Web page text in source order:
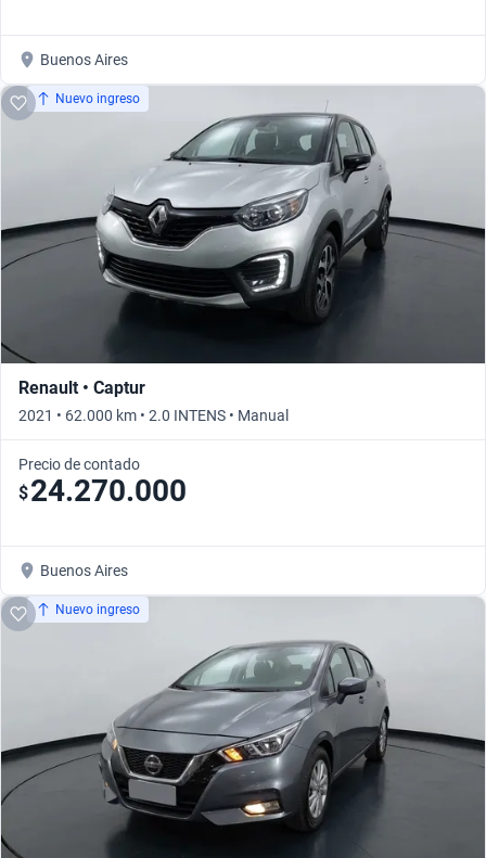
Buenos Aires
Nuevo ingreso
Renault • Captur
2021 • 62.000 km • 2.0 INTENS • Manual
Precio de contado
$24.270.000
Buenos Aires
Nuevo ingreso